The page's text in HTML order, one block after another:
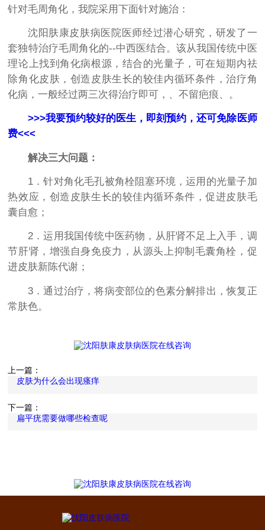
针对毛周角化，我院采用下面针对施治：
沈阳肤康皮肤病医院医师经过潜心研究，研发了一
套独特治疗毛周角化的--中西医结合。该从我国传统中医
理论上找到角化病根源，结合的光量子，可在短期内祛
除角化皮肤，创造皮肤生长的较佳内循环条件，治疗角
化病，一般经过两三次得治疗即可，、不留疤痕、。
>>>我要预约较好的医生，即刻预约，还可免除医师
费<<<
解决三大问题：
1．针对角化毛孔被角栓阻塞环境，运用的光量子加
热效应，创造皮肤生长的较佳内循环条件，促进皮肤毛
囊自愈；
2．运用我国传统中医药物，从肝肾不足上入手，调
节肝肾，增强自身免疫力，从源头上抑制毛囊角栓，促
进皮肤新陈代谢；
3．通过治疗，将病变部位的色素分解排出，恢复正
常肤色。
上一篇：
皮肤为什么会出现瘙痒
下一篇：
扁平疣需要做哪些检查呢